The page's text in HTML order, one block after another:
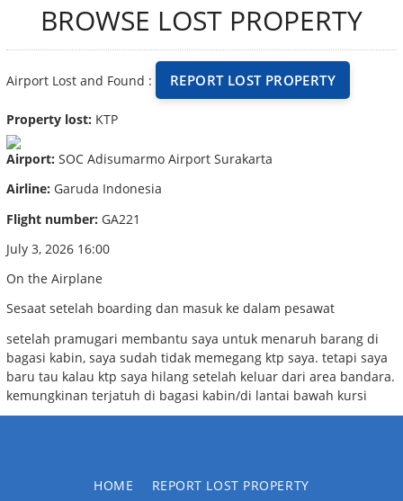
BROWSE LOST PROPERTY
Airport Lost and Found : REPORT LOST PROPERTY
Property lost: KTP
Airport: SOC Adisumarmo Airport Surakarta
Airline: Garuda Indonesia
Flight number: GA221
July 3, 2026 16:00
On the Airplane
Sesaat setelah boarding dan masuk ke dalam pesawat
setelah pramugari membantu saya untuk menaruh barang di
bagasi kabin, saya sudah tidak memegang ktp saya. tetapi saya
baru tau kalau ktp saya hilang setelah keluar dari area bandara.
kemungkinan terjatuh di bagasi kabin/di lantai bawah kursi
HOME
REPORT LOST PROPERTY